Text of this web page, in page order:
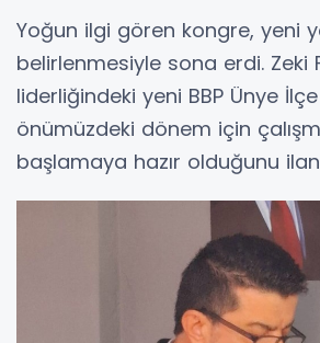
Yoğun ilgi gören kongre, yeni
belirlenmesiyle sona erdi. Zeki
liderliğindeki yeni BBP Ünye İlçe
önümüzdeki dönem için
başlamaya hazır olduğunu